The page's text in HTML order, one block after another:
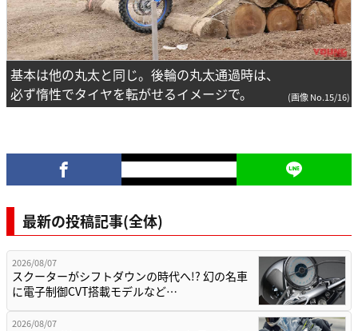
基本は他の丸太と同じ。後輪の丸太通過時は、
必ず惰性でタイヤを転がせるイメージで。
(画像 No.15/16)
最新の投稿記事(全体)
2026/08/07
スクーターがシフトダウンの時代へ!? 幻の名車
に電子制御CVT搭載モデルなど…
2026/08/07